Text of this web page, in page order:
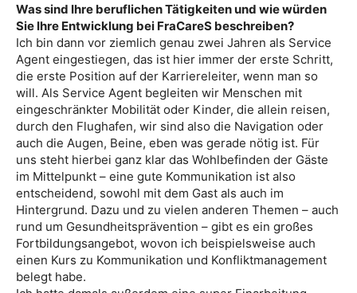
Was sind Ihre beruflichen Tätigkeiten und wie würden
Sie Ihre Entwicklung bei FraCareS beschreiben?
Ich bin dann vor ziemlich genau zwei Jahren als Service
Agent eingestiegen, das ist hier immer der erste Schritt,
die erste Position auf der Karriereleiter, wenn man so
will. Als Service Agent begleiten wir Menschen mit
eingeschränkter Mobilität oder Kinder, die allein reisen,
durch den Flughafen, wir sind also die Navigation oder
auch die Augen, Beine, eben was gerade nötig ist. Für
uns steht hierbei ganz klar das Wohlbefinden der Gäste
im Mittelpunkt – eine gute Kommunikation ist also
entscheidend, sowohl mit dem Gast als auch im
Hintergrund. Dazu und zu vielen anderen Themen – auch
rund um Gesundheitsprävention – gibt es ein großes
Fortbildungsangebot, wovon ich beispielsweise auch
einen Kurs zu Kommunikation und Konfliktmanagement
belegt habe.